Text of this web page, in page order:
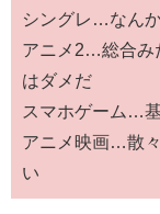
シングレ…なん
アニメ2…総合み
はダメだ
スマホゲーム…
アニメ映画…散
い